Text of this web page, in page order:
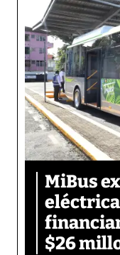
MiBus
eléctrica
$26